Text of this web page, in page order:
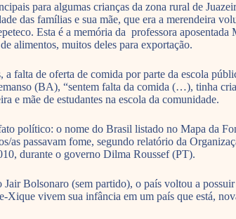
para algumas crianças da zona rural de
das famílias e sua mãe, que era a merendeira
Esta é a memória da professora
alimentos, muitos deles para exportação.
a falta de oferta de comida por parte da escola
(BA), “sentem falta da comida (…), tinha
e mãe de estudantes na escola da comunidade.
político: o nome do Brasil listado no Mapa da
as passavam fome, segundo relatório da
durante o governo Dilma Roussef (PT).
Bolsonaro (sem partido), o país voltou a
Xique vivem sua infância em um país que está,